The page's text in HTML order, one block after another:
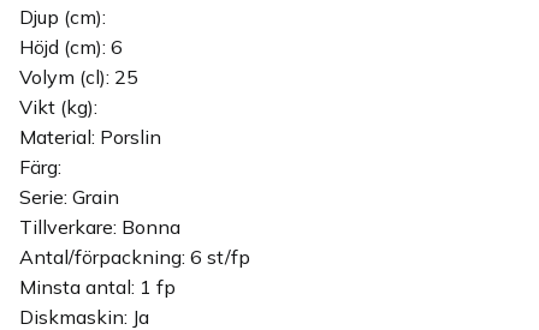
Djup (cm):
Höjd (cm): 6
Volym (cl): 25
Vikt (kg):
Material: Porslin
Färg:
Serie: Grain
Tillverkare: Bonna
Antal/förpackning: 6 st/fp
Minsta antal: 1 fp
Diskmaskin: Ja